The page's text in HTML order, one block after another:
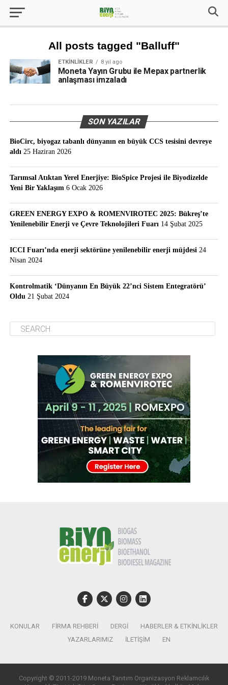
All posts tagged "Balluff"
ETKINLIKLER 8 yıl ago
Moneta Yayın Grubu ile Mepax partnerlik
anlaşması imzaladı
SON YAZILAR
BioCirc, biyogaz tabanlı dünyanın en büyük CCS tesisini devreye
aldı 25 Haziran 2026
Tarımsal Atıktan Yerel Enerjiye: BioSpice Projesi ile Biyodizelde
Yeni Bir Yaklaşım 6 Ocak 2026
GREEN ENERGY EXPO & ROMENVIROTEC 2025: Bükreş’te
Yenilenebilir Enerji ve Çevre Teknolojileri Fuarı 14 Şubat 2025
ICCI Fuarı’nda enerji sektörüne yenilenebilir enerji müjdesi 24
Nisan 2024
Kontrolmatik ‘Dünyanın En Büyük 22’nci Sistem Entegratörü’
Oldu 21 Şubat 2024
KONULAR FIRMA REHBERI DERGI
HABERLER & ETKINLIKLER
YAZARLARIMIZ
İLETIŞIM EN
Copyright © 2011-2019 Moneta Tanıtım Organizasyon Reklamcılık